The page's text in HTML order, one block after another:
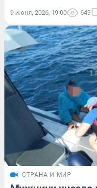
9 июня, 2026, 19:00 649
СТРАНА И МИР